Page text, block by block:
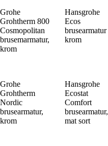
Grohe
Grohtherm 800
Cosmopolitan
brusemarmatur,
krom
Hansgrohe
Ecos
brusearmatur
krom
Grohe
Grohtherm
Nordic
brusearmatur,
krom
Hansgrohe
Ecostat
Comfort
brusearmatur,
mat sort